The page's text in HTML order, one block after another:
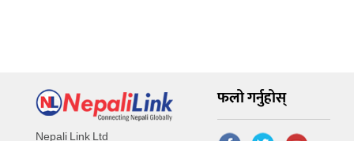
Nepali Link Ltd
फलो गर्नुहोस्